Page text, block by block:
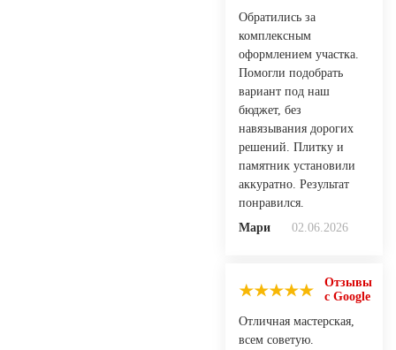
Обратились за
комплексным
оформлением участка.
Помогли подобрать
вариант под наш
бюджет, без
навязывания дорогих
решений. Плитку и
памятник установили
аккуратно. Результат
понравился.
Мари
02.06.2026
Отзывы
с Google
Отличная мастерская,
всем советую.